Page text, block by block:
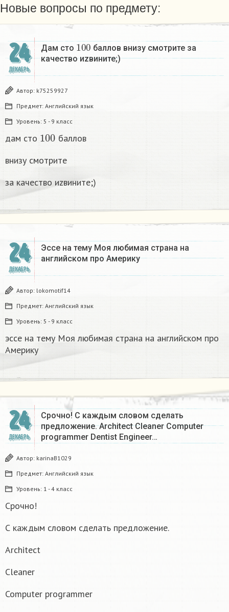
Новые вопросы по предмету:
24
ДЕКАБРЬ
Дам сто
100
баллов внизу смотрите за
качество иzвините;)
Автор: k75259927
Предмет: Английский язык
Уровень: 5 - 9 класс
дам сто
100
баллов
внизу смотрите
за качество иzвините;)
24
ДЕКАБРЬ
Эссе на тему Моя любимая страна на
английском про Америку​
Автор: lokomotif14
Предмет: Английский язык
Уровень: 5 - 9 класс
эссе на тему Моя любимая страна на английском про
Америку​
24
ДЕКАБРЬ
Срочно! С каждым словом сделать
предложение. Architect Cleaner Computer
programmer Dentist Engineer…
Автор: karinaB1029
Предмет: Английский язык
Уровень: 1 - 4 класс
Срочно!
С каждым словом сделать предложение.
Architect
Cleaner
Computer programmer